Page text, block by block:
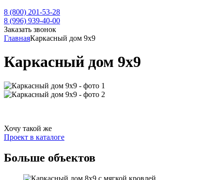
8 (800) 201-53-28
8 (996) 939-40-00
Заказать звонок
ГлавнаяКаркасный дом 9х9
Каркасный дом 9х9
Хочу такой же
Проект в каталоге
Больше объектов